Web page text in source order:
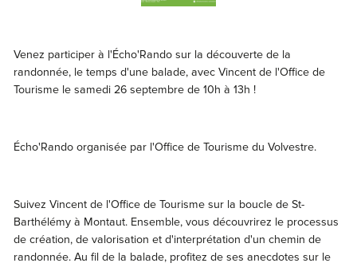
Venez participer à l'Écho'Rando sur la découverte de la
randonnée, le temps d'une balade, avec Vincent de l'Office de
Tourisme le samedi 26 septembre de 10h à 13h !
Écho'Rando organisée par l'Office de Tourisme du Volvestre.
Suivez Vincent de l'Office de Tourisme sur la boucle de St-
Barthélémy à Montaut. Ensemble, vous découvrirez le processus
de création, de valorisation et d'interprétation d'un chemin de
randonnée. Au fil de la balade, profitez de ses anecdotes sur le